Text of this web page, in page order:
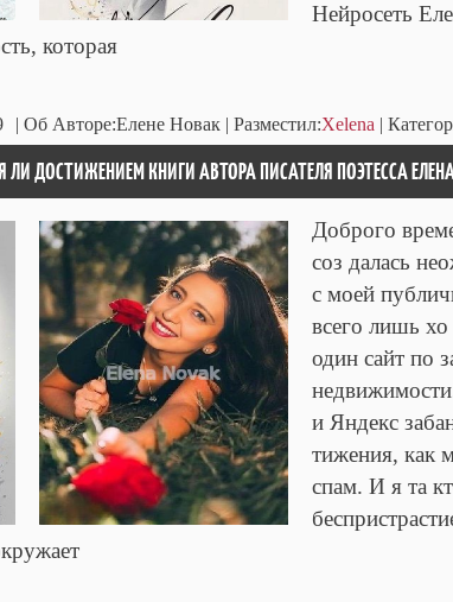
Нейросеть
которая
| Об Авторе:Елене Новак | Разместил:Xelena |
ЛИ ДОСТИЖЕНИЕМ КНИГИ АВТОРА ПИСАТЕЛЯ ПОЭТЕССА
Доброго
соз далась
с моей
всего лишь хо
один сайт по
и Яндекс
тижения, как
спам. И я та